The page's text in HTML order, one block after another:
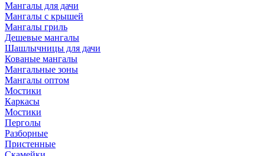
Мангалы для дачи
Мангалы с крышей
Мангалы гриль
Дешевые мангалы
Шашлычницы для дачи
Кованые мангалы
Мангальные зоны
Мангалы оптом
Мостики
Каркасы
Мостики
Перголы
Разборные
Пристенные